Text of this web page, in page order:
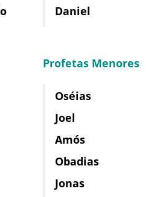
Daniel
Profetas Menores
Oséias
Joel
Amós
Obadias
Jonas